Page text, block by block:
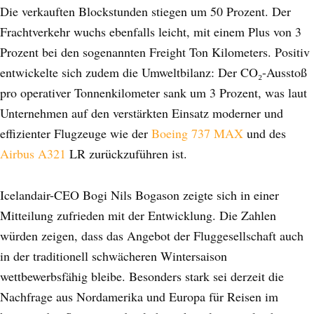
Die verkauften Blockstunden stiegen um 50 Prozent. Der
Frachtverkehr wuchs ebenfalls leicht, mit einem Plus von 3
Prozent bei den sogenannten Freight Ton Kilometers. Positiv
entwickelte sich zudem die Umweltbilanz: Der CO₂-Ausstoß
pro operativer Tonnenkilometer sank um 3 Prozent, was laut
Unternehmen auf den verstärkten Einsatz moderner und
effizienter Flugzeuge wie der Boeing 737 MAX und des
Airbus A321 LR zurückzuführen ist.
Icelandair-CEO Bogi Nils Bogason zeigte sich in einer
Mitteilung zufrieden mit der Entwicklung. Die Zahlen
würden zeigen, dass das Angebot der Fluggesellschaft auch
in der traditionell schwächeren Wintersaison
wettbewerbsfähig bleibe. Besonders stark sei derzeit die
Nachfrage aus Nordamerika und Europa für Reisen im